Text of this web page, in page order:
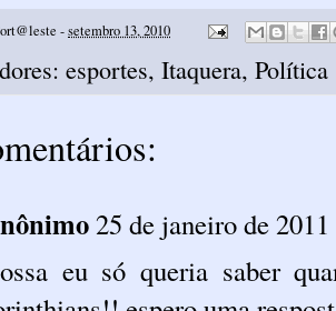
-setembro 13, 2010
esportes, Itaquera, Política
25 de janeiro de
eu só queria saber